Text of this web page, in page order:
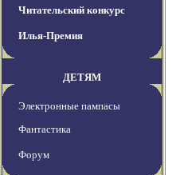
Читательский конкурс
Илья-Премия
ДЕТЯМ
Электронные пампасы
Фантастика
Форум